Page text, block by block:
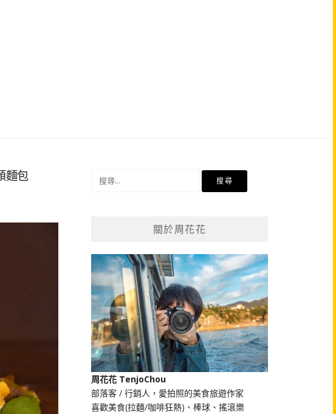
麵包
關於周花花
周花花 TenjoChou
部落客 / 行銷人，愛拍照的美食旅遊作家
喜歡美食(拉麵/咖啡狂熱)、棒球、搖滾樂